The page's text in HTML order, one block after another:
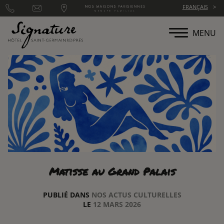
FRANÇAIS
MENU
Matisse au Grand Palais
PUBLIÉ DANS NOS ACTUS CULTURELLES
LE 12 MARS 2026
Panneau de gestion des cookies